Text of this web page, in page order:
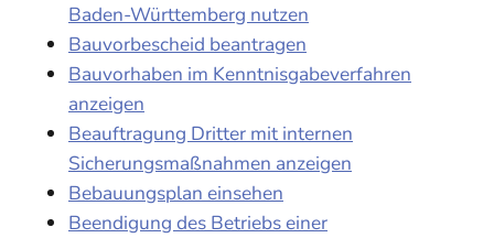
Baden-Württemberg nutzen
Bauvorbescheid beantragen
Bauvorhaben im Kenntnisgabeverfahren
anzeigen
Beauftragung Dritter mit internen
Sicherungsmaßnahmen anzeigen
Bebauungsplan einsehen
Beendigung des Betriebs einer